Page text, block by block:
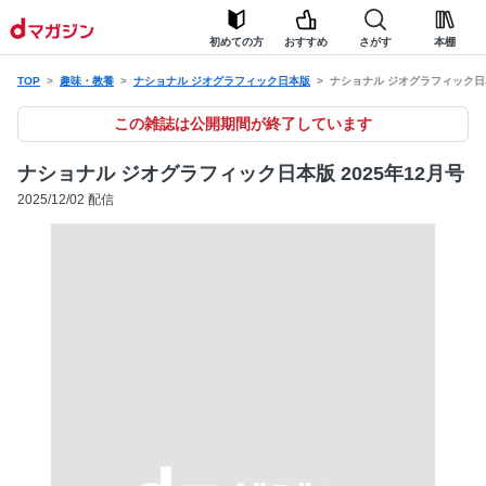
初めての方 おすすめ さがす 本棚
TOP 趣味・教養 ナショナル ジオグラフィック日本版 ナショナル ジオグラフィック
この雑誌は公開期間が終了しています
ナショナル ジオグラフィック日本版 2025年12月号
2025/12/02 配信